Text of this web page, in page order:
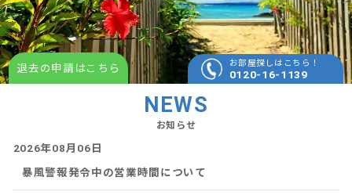
退去の申請はこちら お部屋探しはこちら！
0120-16-1139
NEWS
お知らせ
2026年08月06日
暴風警報発令中の営業時間について